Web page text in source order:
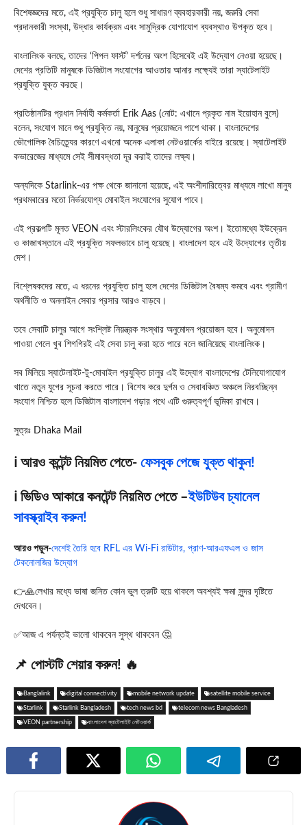
বিশেষজ্ঞদের মতে, এই প্রযুক্তি চালু হলে শুধু সাধারণ ব্যবহারকারী নয়, জরুরি সেবা
প্রদানকারী সংস্থা, উদ্ধার কার্যক্রম এবং সামুদ্রিক যোগাযোগ ব্যবস্থাও উপকৃত হবে।
বাংলালিংক বলছে, তাদের ‘পিপল ফার্স্ট’ দর্শনের অংশ হিসেবেই এই উদ্যোগ নেওয়া হয়েছে।
দেশের প্রতিটি মানুষকে ডিজিটাল সংযোগের আওতায় আনার লক্ষ্যেই তারা স্যাটেলাইট
প্রযুক্তি যুক্ত করছে।
প্রতিষ্ঠানটির প্রধান নির্বাহী কর্মকর্তা Erik Aas (নোট: এখানে প্রকৃত নাম ইয়োহান বুসে)
বলেন, সংযোগ মানে শুধু প্রযুক্তি নয়, মানুষের প্রয়োজনে পাশে থাকা। বাংলাদেশের
ভৌগোলিক বৈচিত্র্যের কারণে এখনো অনেক এলাকা নেটওয়ার্কের বাইরে রয়েছে। স্যাটেলাইট
কভারেজের মাধ্যমে সেই সীমাবদ্ধতা দূর করাই তাদের লক্ষ্য।
অন্যদিকে Starlink-এর পক্ষ থেকে জানানো হয়েছে, এই অংশীদারিত্বের মাধ্যমে লাখো মানুষ
প্রথমবারের মতো নির্ভরযোগ্য মোবাইল সংযোগের সুযোগ পাবে।
এই প্রকল্পটি মূলত VEON এবং স্টারলিংকের যৌথ উদ্যোগের অংশ। ইতোমধ্যে ইউক্রেন
ও কাজাখস্তানে এই প্রযুক্তি সফলভাবে চালু হয়েছে। বাংলাদেশ হবে এই উদ্যোগের তৃতীয়
দেশ।
বিশ্লেষকদের মতে, এ ধরনের প্রযুক্তি চালু হলে দেশের ডিজিটাল বৈষম্য কমবে এবং গ্রামীণ
অর্থনীতি ও অনলাইন সেবার প্রসার আরও বাড়বে।
তবে সেবাটি চালুর আগে সংশ্লিষ্ট নিয়ন্ত্রক সংস্থার অনুমোদন প্রয়োজন হবে। অনুমোদন
পাওয়া গেলে খুব শিগগিরই এই সেবা চালু করা হতে পারে বলে জানিয়েছে বাংলালিংক।
সব মিলিয়ে স্যাটেলাইট-টু-মোবাইল প্রযুক্তি চালুর এই উদ্যোগ বাংলাদেশের টেলিযোগাযোগ
খাতে নতুন যুগের সূচনা করতে পারে। বিশেষ করে দুর্গম ও সেবাবঞ্চিত অঞ্চলে নিরবচ্ছিন্ন
সংযোগ নিশ্চিত হলে ডিজিটাল বাংলাদেশ গড়ার পথে এটি গুরুত্বপূর্ণ ভূমিকা রাখবে।
সুত্রঃ Dhaka Mail
ℹ️ আরও কন্টেন্ট নিয়মিত পেতে- ফেসবুক পেজে যুক্ত থাকুন!
ℹ️ ভিডিও আকারে কনটেন্ট নিয়মিত পেতে –ইউটিউব চ্যানেল
সাবস্ক্রাইব করুন!
আরও পড়ুন-দেশেই তৈরি হবে RFL এর Wi-Fi রাউটার, প্রাণ-আরএফএল ও জাস
টেকনোলজির উদ্যোগ
👉🙏লেখার মধ্যে ভাষা জনিত কোন ভুল ত্রুটি হয়ে থাকলে অবশ্যই ক্ষমা সুন্দর দৃষ্টিতে
দেখবেন।
✅আজ এ পর্যন্তই ভালো থাকবেন সুস্থ থাকবেন 🤔
📌 পোস্টটি শেয়ার করুন! 🔥
Banglalink digital connectivity mobile network update satellite mobile service
Starlink Starlink Bangladesh tech news bd telecom news Bangladesh
VEON partnership বাংলাদেশ স্যাটেলাইট নেটওয়ার্ক